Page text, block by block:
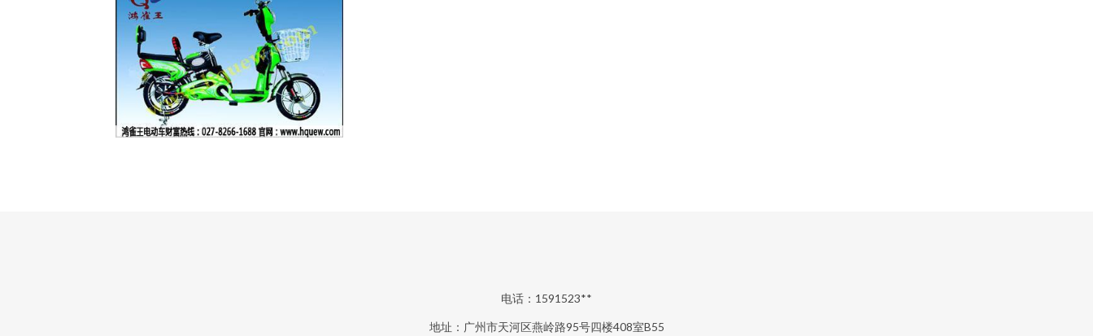
电话：1591523**
地址：广州市天河区燕岭路95号四楼408室B55